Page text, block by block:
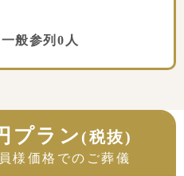
参列0人
プラン (税抜)
様価格でのご葬儀